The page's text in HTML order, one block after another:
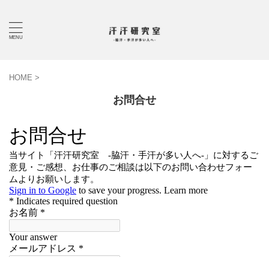
HOME >
お問合せ